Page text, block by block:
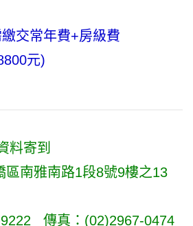
交常年費+房級費
元)
料寄到
區南雅南路1段8號9樓之13
傳真：(02)2967-0474